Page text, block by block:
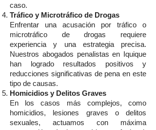
caso.
Tráfico y Microtráfico de Drogas
Enfrentar una acusación por tráfico o
microtráfico de drogas requiere
experiencia y una estrategia precisa.
Nuestros abogados penalistas en Iquique
han logrado resultados positivos y
reducciones significativas de pena en este
tipo de causas.
Homicidios y Delitos Graves
En los casos más complejos, como
homicidios, lesiones graves o delitos
sexuales, actuamos con máxima